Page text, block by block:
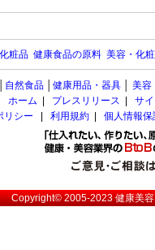
化粧品 健康食品の原料 美容・化
自然食品 健康用品・器具 美容
ホーム
プレスリリース
サ
リシー
利用規約 個人情報
Copyright© 2005-2023健康美